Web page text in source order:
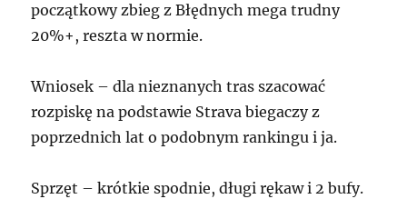
początkowy zbieg z Błędnych mega trudny
20%+, reszta w normie.
Wniosek – dla nieznanych tras szacować
rozpiskę na podstawie Strava biegaczy z
poprzednich lat o podobnym rankingu i ja.
Sprzęt – krótkie spodnie, długi rękaw i 2 bufy.